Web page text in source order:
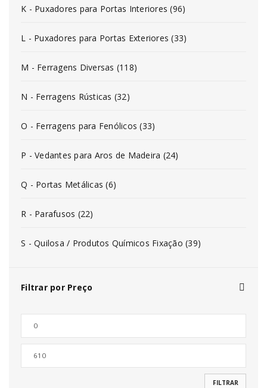
K - Puxadores para Portas Interiores (96)
L - Puxadores para Portas Exteriores (33)
M - Ferragens Diversas (118)
N - Ferragens Rústicas (32)
O - Ferragens para Fenólicos (33)
P - Vedantes para Aros de Madeira (24)
Q - Portas Metálicas (6)
R - Parafusos (22)
S - Quilosa / Produtos Químicos Fixação (39)
Filtrar por Preço
FILTRAR